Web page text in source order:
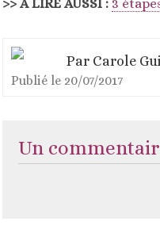
>> A LIRE AUSSI : 3
Par Carole
Publié le 20/07/2017
Un